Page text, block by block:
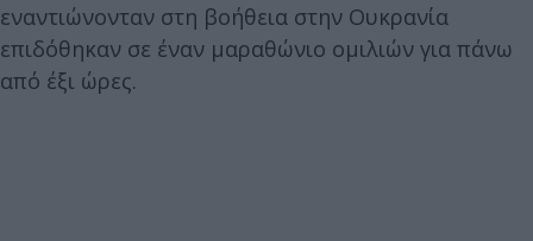
εναντιώνονταν στη βοήθεια στην Ουκρανία
επιδόθηκαν σε έναν μαραθώνιο ομιλιών για πάνω
από έξι ώρες.